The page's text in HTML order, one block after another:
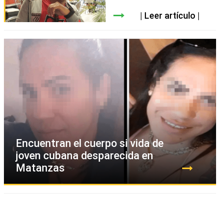
Leer artículo
Encuentran el cuerpo si vida de
joven cubana desparecida en
Matanzas